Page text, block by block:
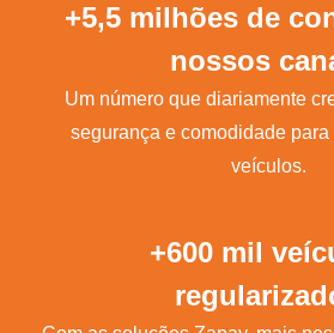
+5,5 milhões de
nossos
Um número que diariamente
segurança e comodidade
veículos.
+600 mil